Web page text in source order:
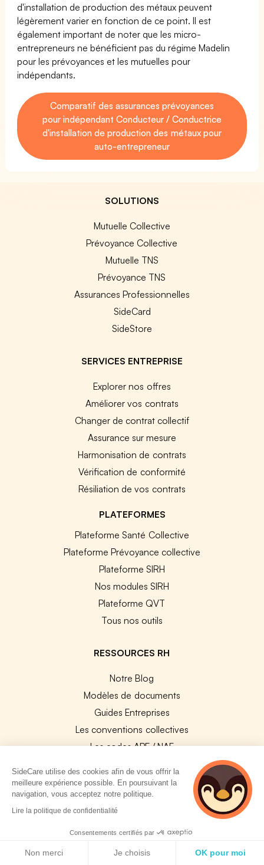
d'installation de production des métaux peuvent
légèrement varier en fonction de ce point. Il est
également important de noter que les micro-
entrepreneurs ne bénéficient pas du régime Madelin
pour les prévoyances et les mutuelles pour
indépendants.
Comparatif des assurances prévoyances
pour indépendant Conducteur / Conductrice
d'installation de production des métaux pour
auto-entrepreneur
SOLUTIONS
Mutuelle Collective
Prévoyance Collective
Mutuelle TNS
Prévoyance TNS
Assurances Professionnelles
SideCard
SideStore
SERVICES ENTREPRISE
Explorer nos offres
Améliorer vos contrats
Changer de contrat collectif
Assurance sur mesure
Harmonisation de contrats
Vérification de conformité
Résiliation de vos contrats
PLATEFORMES
Plateforme Santé Collective
Plateforme Prévoyance collective
Plateforme SIRH
Nos modules SIRH
Plateforme QVT
Tous nos outils
RESSOURCES RH
Notre Blog
Modèles de documents
Guides Entreprises
Les conventions collectives
Les codes APE / NAF
Les assureurs partenaires
Le PMSS par année
Bureaux CPAM
Les codes CCAM
Les OPCO
SideCare utilise des cookies afin de vous offrir la
meilleure expérience possible. En poursuivant la
navigation, vous acceptez notre politique.
Lire la politique de confidentialité
Consentements certifiés par
Non merci Je choisis OK pour moi
2 personnes
consultent
actuellement cette